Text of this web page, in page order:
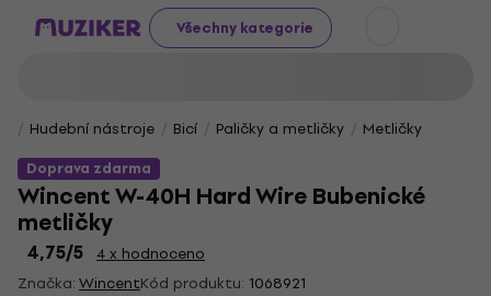
Všechny kategorie
Hudební nástroje Bicí Paličky a metličky
Metličky
Doprava zdarma
Wincent W-40H Hard Wire Bubenické
metličky
4,75/5 4 x hodnoceno
Značka:WincentKód produktu: 1068921